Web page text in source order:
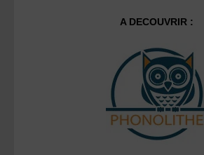
A DECOUVRIR :